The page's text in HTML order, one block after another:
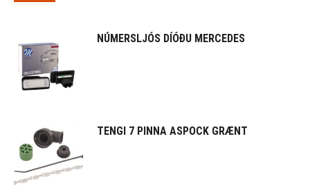
NÚMERSLJÓS DÍÓÐU MERCEDES
TENGI 7 PINNA ASPOCK GRÆNT